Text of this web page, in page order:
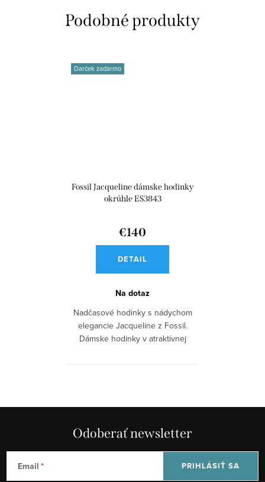
Darček zadarmo
Fossil Jacqueline dámske hodinky
okrúhle ES3843
€140
DETAIL
Na dotaz
Nadčasové hodinky s nádychom
elegancie Jacqueline z Fossil.
Dámske hodinky v atraktívnej
Odoberať newsletter
Email PRIHLÁSIŤ SA